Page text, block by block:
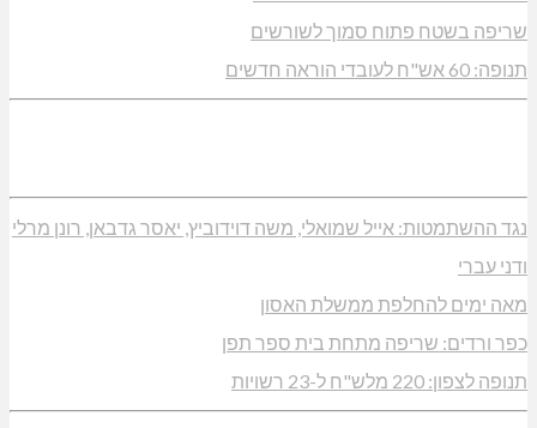
שריפה בשטח פתוח סמוך לשורשים
תנופה: 60 אש"ח לעובדי הוראה חדשים
נגד ההשתמטות: אייל שמואלי, משה דוידוביץ, יאסר גדבאן, רונן מרלי
ודני עברי
מאה ימים להחלפת ממשלת האסון
כפר ורדים: שריפה מתחת בית ספר תפן
תנופה לצפון: 220 מלש"ח ל-23 רשויות